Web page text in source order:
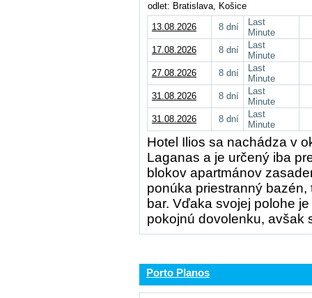
odlet: Bratislava, Košice
13.08.2026
8 dní
Last
Minute
17.08.2026
8 dní
Last
Minute
27.08.2026
8 dní
Last
Minute
31.08.2026
8 dní
Last
Minute
31.08.2026
8 dní
Last
Minute
Hotel Ilios sa nachádza v
Laganas a je určený iba
blokov apartmánov
ponúka priestranný
bar. Vďaka svojej polohe
pokojnú dovolenku, avšak
Porto Planos